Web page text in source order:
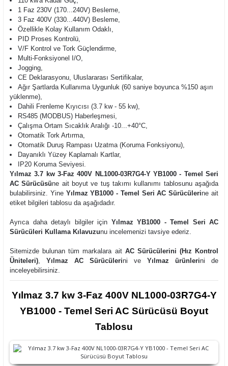
1 Faz 230V (170...240V) Besleme,
3 Faz 400V (330...440V) Besleme,
Özellikle Kolay Kullanım Odaklı,
PID Proses Kontrolü,
V/F Kontrol ve Tork Güçlendirme,
Multi-Fonksiyonel I/O,
Jogging,
CE Deklarasyonu, Uluslararası Sertifikalar,
Ağır Şartlarda Kullanıma Uygunluk (60 saniye boyunca %150 aşırı
yüklenme),
Dahili Frenleme Kıyıcısı (3.7 kw - 55 kw),
RS485 (MODBUS) Haberleşmesi,
Çalışma Ortam Sıcaklık Aralığı -10...+40°C,
Otomatik Tork Artırma,
Otomatik Duruş Rampası Uzatma (Koruma Fonksiyonu),
Dayanıklı Yüzey Kaplamalı Kartlar,
IP20 Koruma Seviyesi.
Yılmaz 3.7 kw 3-Faz 400V NL1000-03R7G4-Y YB1000 - Temel Seri
AC Sürücüsüne ait boyut ve tuş takımı kullanımı tablosunu aşağıda
bulabilirsiniz. Yine Yılmaz YB1000 - Temel Seri AC Sürücülerine ait
etiket bilgileri tablosu da aşağıdadır.
Ayrıca daha detaylı bilgiler için Yılmaz YB1000 - Temel Seri AC
Sürücüleri Kullama Kılavuzunu incelemenizi tavsiye ederiz.
Sitemizde bulunan tüm markalara ait AC Sürücülerini (Hız Kontrol
Üniteleri), Yılmaz AC Sürücülerini ve Yılmaz ürünlerini de
inceleyebilirsiniz.
Yılmaz 3.7 kw 3-Faz 400V NL1000-03R7G4-Y
YB1000 - Temel Seri AC Sürücüsü Boyut
Tablosu